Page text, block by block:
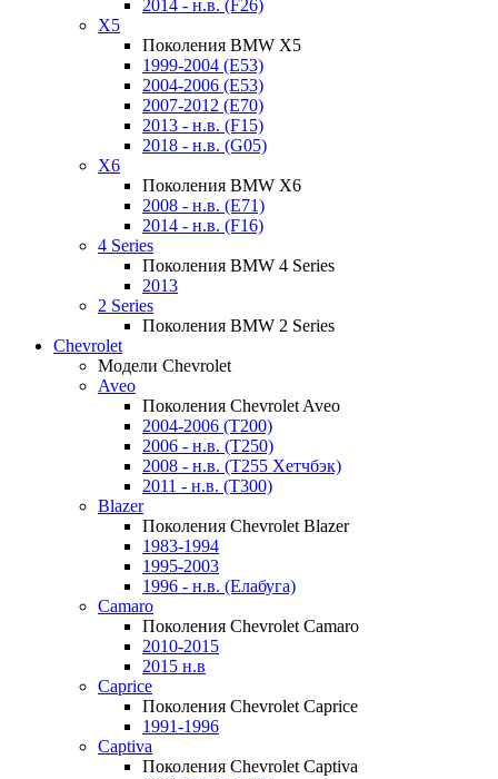
2014 - н.в. (F26)
X5
Поколения BMW X5
1999-2004 (E53)
2004-2006 (E53)
2007-2012 (E70)
2013 - н.в. (F15)
2018 - н.в. (G05)
X6
Поколения BMW X6
2008 - н.в. (E71)
2014 - н.в. (F16)
4 Series
Поколения BMW 4 Series
2013
2 Series
Поколения BMW 2 Series
Chevrolet
Модели Chevrolet
Aveo
Поколения Chevrolet Aveo
2004-2006 (T200)
2006 - н.в. (T250)
2008 - н.в. (T255 Хетчбэк)
2011 - н.в. (Т300)
Blazer
Поколения Chevrolet Blazer
1983-1994
1995-2003
1996 - н.в. (Елабуга)
Camaro
Поколения Chevrolet Camaro
2010-2015
2015 н.в
Caprice
Поколения Chevrolet Caprice
1991-1996
Captiva
Поколения Chevrolet Captiva